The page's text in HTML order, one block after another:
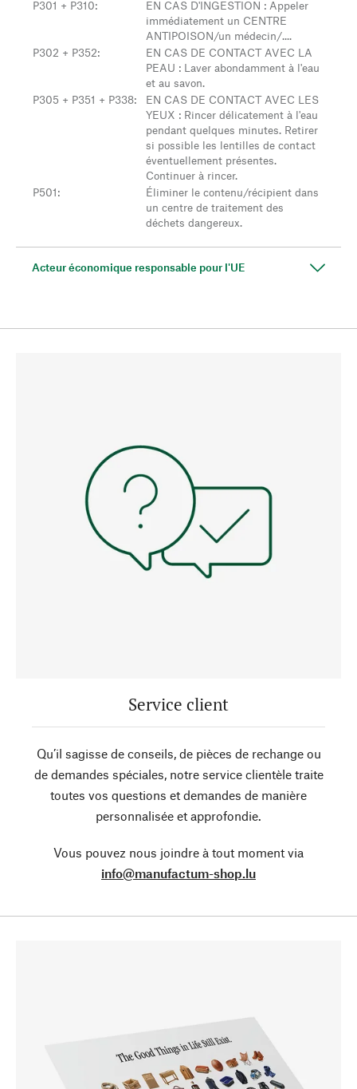
P301 + P310:
EN CAS D'INGESTION : Appeler
immédiatement un CENTRE
ANTIPOISON/un médecin/....
P302 + P352:
EN CAS DE CONTACT AVEC LA
PEAU : Laver abondamment à l'eau
et au savon.
P305 + P351 + P338:
EN CAS DE CONTACT AVEC LES
YEUX : Rincer délicatement à l'eau
pendant quelques minutes. Retirer
si possible les lentilles de contact
éventuellement présentes.
Continuer à rincer.
P501:
Éliminer le contenu/récipient dans
un centre de traitement des
déchets dangereux.
Acteur économique responsable pour l'UE
Service client
Qu’il sagisse de conseils, de pièces de rechange ou
de demandes spéciales, notre service clientèle traite
toutes vos questions et demandes de manière
personnalisée et approfondie.
Vous pouvez nous joindre à tout moment via
info@manufactum-shop.lu